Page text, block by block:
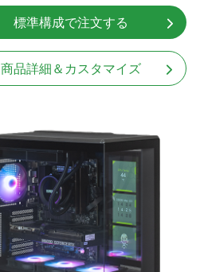
標準構成で注文する
商品詳細＆カスタマイズ